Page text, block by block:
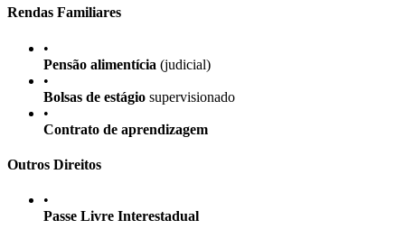
Rendas Familiares
•
Pensão alimentícia (judicial)
•
Bolsas de estágio supervisionado
•
Contrato de aprendizagem
Outros Direitos
•
Passe Livre Interestadual